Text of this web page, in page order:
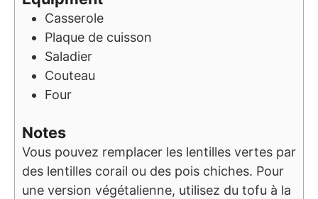
Casserole
Plaque de cuisson
Saladier
Couteau
Four
Notes
Vous pouvez remplacer les lentilles vertes par
des lentilles corail ou des pois chiches. Pour
une version végétalienne, utilisez du tofu à la